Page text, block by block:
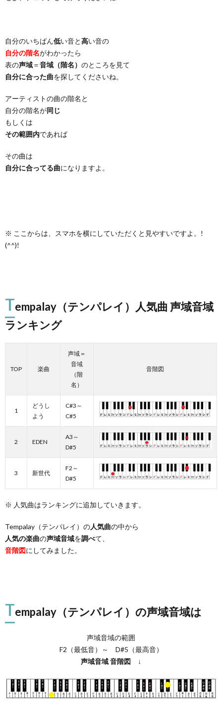
自分のいちばん低い音と高い音の
自分の階名がわかったら
表の声域＝音域（階名） のところを見て
自分に合った曲を探してくださいね。
アーティストの曲の階名と
自分の階名が同じ
もしくは
その範囲内であれば
その曲は
自分に合ってる曲になりますよ。
※ ここからは、スマホを横にしていただくと見やすいですよ。!
(^^)!
Tempalay（テンパレイ）人気曲 声域音域
ランキング
TOP 楽曲
声域＝
音域
（階
名）
音階図
1
どうし
よう
C#3～
C#5
2 EDEN
A3～
D#5
3 新世代
F2～
D#5
※ 人気曲はランキングに追加していきます。
Tempalay（テンパレイ）の人気曲の中から
人気の楽曲の声域音域を調べて、
音階図にしてみました。
Tempalay（テンパレイ）の声域音域は
声域音域の範囲
F2（最低音）～ D#5（最高音）
声域音域音階図 ↓